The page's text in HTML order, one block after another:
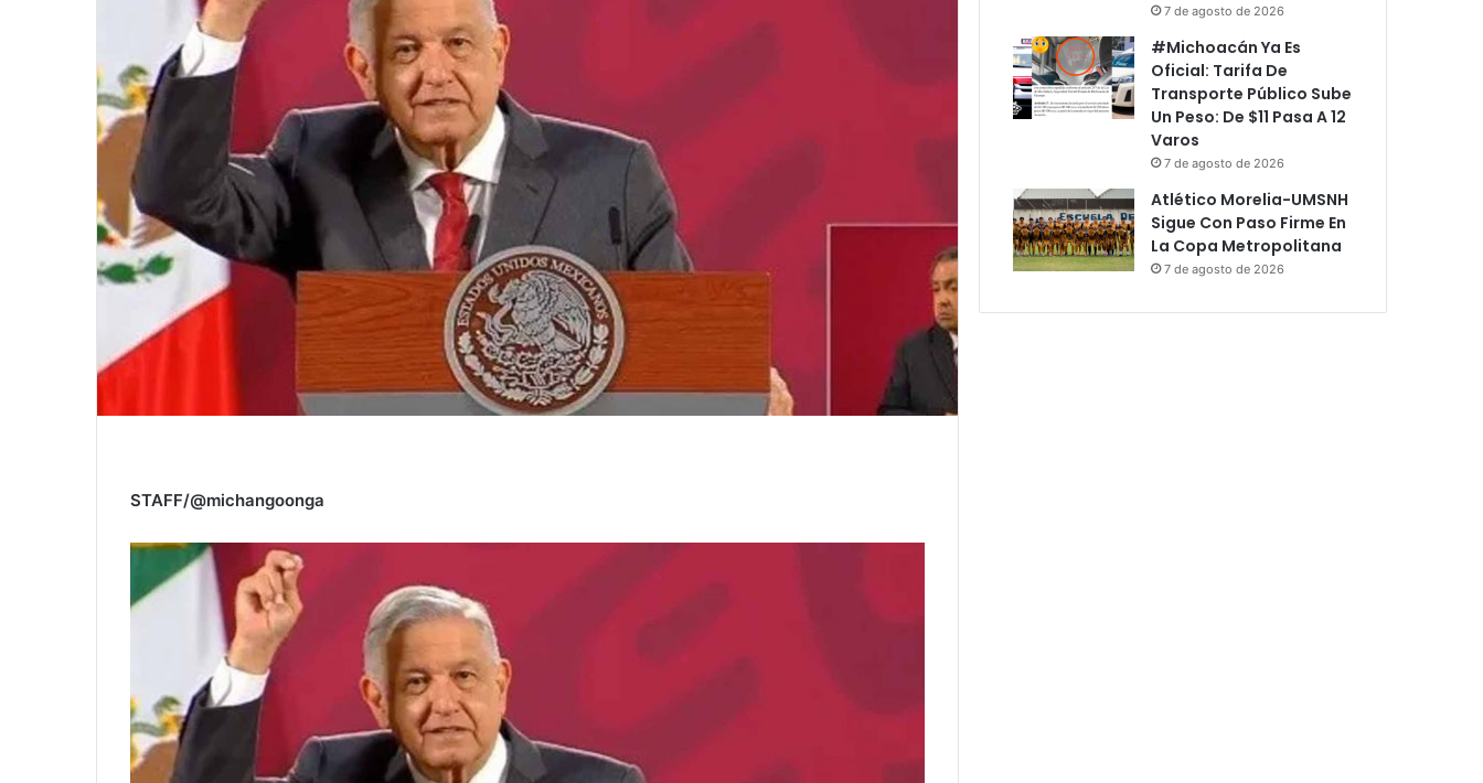
STAFF/@michangoonga
7 de agosto de 2026
#Michoacán Ya Es
Oficial: Tarifa De
Transporte Público Sube
Un Peso: De $11 Pasa A 12
Varos
7 de agosto de 2026
Atlético Morelia-UMSNH
Sigue Con Paso Firme En
La Copa Metropolitana
7 de agosto de 2026